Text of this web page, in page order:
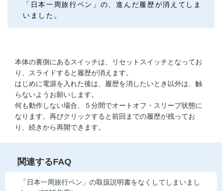
お客様サポート(手続き・照会)
カテゴリーから探す
お問い合わせ窓口
他の講座のよくある質問・手続きはこちら
こどもちゃれんじ
「日本一周旅行ペン」の、進んだ履歴が消えてしま
いました。
本体の裏側にあるスイッチは、リセットスイッチとなってお
り、スライドすると履歴が消えます。
はじめに電源を入れた後は、履歴を消したいとき以外は、触
らないようお願いします。
何も動作しない場合、５分間でオートオフ・スリープ状態に
なります。再びクリックすると前回までの履歴が残ってお
り、続きから再開できます。
関連するFAQ
「日本一周旅行ペン」の取扱説明書をなくしてしまいまし